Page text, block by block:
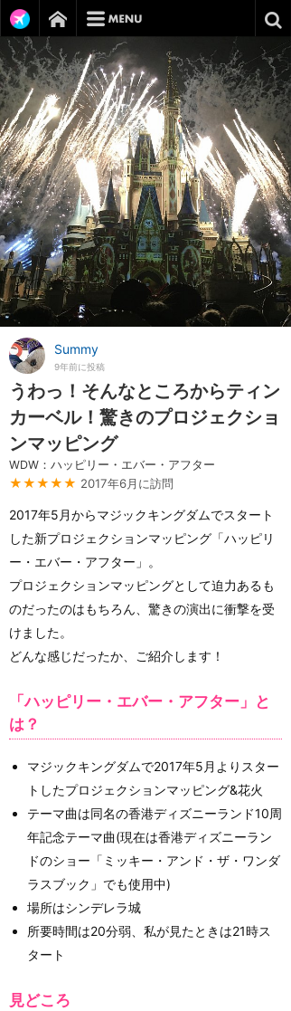
Summy
9年前に投稿
うわっ！そんなところからティン
カーベル！驚きのプロジェクショ
ンマッピング
WDW：ハッピリー・エバー・アフター
★★★★★ 2017年6月に訪問
2017年5月からマジックキングダムでスタート
した新プロジェクションマッピング「ハッピリ
ー・エバー・アフター」。
プロジェクションマッピングとして迫力あるも
のだったのはもちろん、驚きの演出に衝撃を受
けました。
どんな感じだったか、ご紹介します！
「ハッピリー・エバー・アフター」と
は？
マジックキングダムで2017年5月よりスター
トしたプロジェクションマッピング&花火
テーマ曲は同名の香港ディズニーランド10周
年記念テーマ曲(現在は香港ディズニーラン
ドのショー「ミッキー・アンド・ザ・ワンダ
ラスブック」でも使用中)
場所はシンデレラ城
所要時間は20分弱、私が見たときは21時ス
タート
見どころ